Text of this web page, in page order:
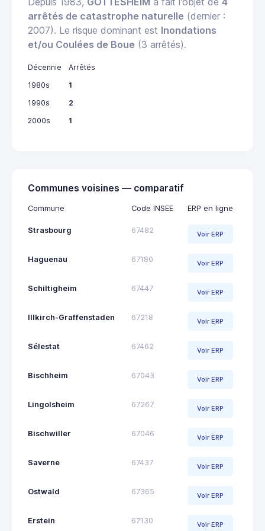
arrêtés de catastrophe naturelle (dernier :
2007). Le risque dominant est Inondations
et/ou Coulées de Boue (3 arrêtés).
Décennie
Arrêtés
1980s
1
1990s
2
2000s
1
Communes voisines — comparatif
Commune Code INSEE ERP en ligne
Strasbourg 67482 Voir ERP
Haguenau 67180 Voir ERP
Schiltigheim 67447 Voir ERP
Illkirch-Graffenstaden 67218 Voir ERP
Sélestat 67462 Voir ERP
Bischheim 67043 Voir ERP
Lingolsheim 67267 Voir ERP
Bischwiller 67046 Voir ERP
Saverne 67437 Voir ERP
Ostwald 67365 Voir ERP
Erstein 67130 Voir ERP